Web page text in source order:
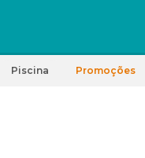
Piscina Promoções